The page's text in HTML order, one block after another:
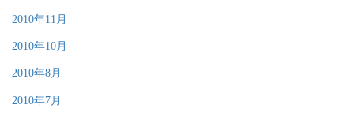
2010年11月
2010年10月
2010年8月
2010年7月